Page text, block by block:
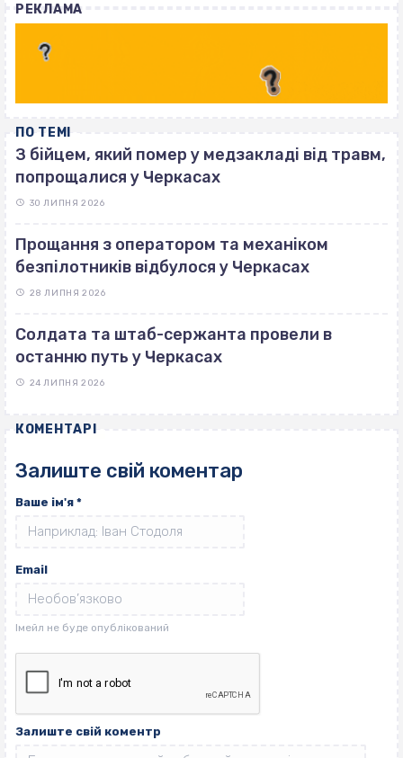
РЕКЛАМА
ПО ТЕМІ
З бійцем, який помер у медзакладі від травм,
попрощалися у Черкасах
30 ЛИПНЯ 2026
Прощання з оператором та механіком
безпілотників відбулося у Черкасах
28 ЛИПНЯ 2026
Солдата та штаб-сержанта провели в
останню путь у Черкасах
24 ЛИПНЯ 2026
КОМЕНТАРІ
Залиште свій коментар
Ваше ім'я *
Email
Залиште свій коментр